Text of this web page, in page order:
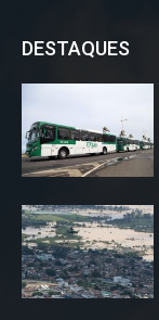
DESTAQUES